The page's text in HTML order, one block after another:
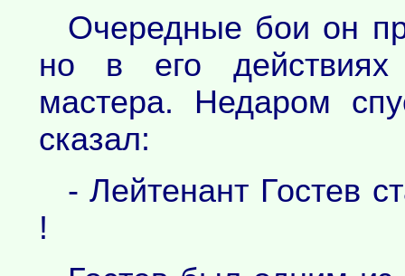
Очередные бои он
но в его действиях
мастера. Недаром
сказал:
- Лейтенант Гостев
!